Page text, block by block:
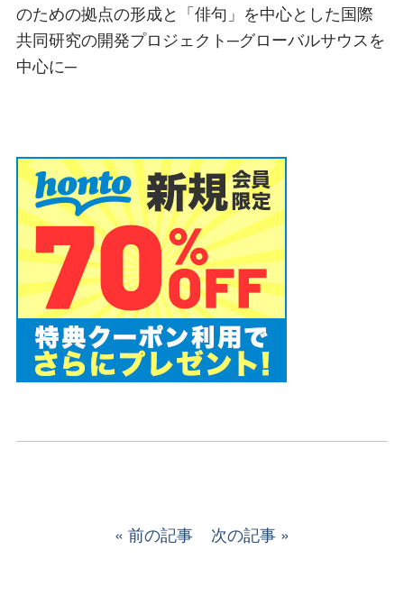
のための拠点の形成と「俳句」を中心とした国際
共同研究の開発プロジェクト─グローバルサウスを
中心に─
前の記事 次の記事